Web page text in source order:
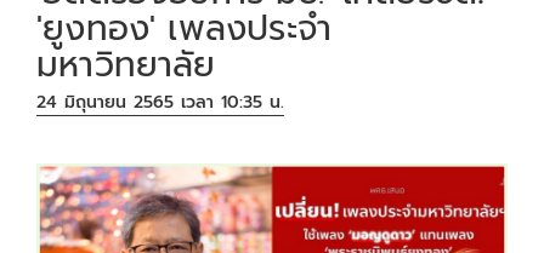
'ยูงทอง' เพลงประจำ
มหาวิทยาลัย
24 มิถุนายน 2565 เวลา 10:35 น.